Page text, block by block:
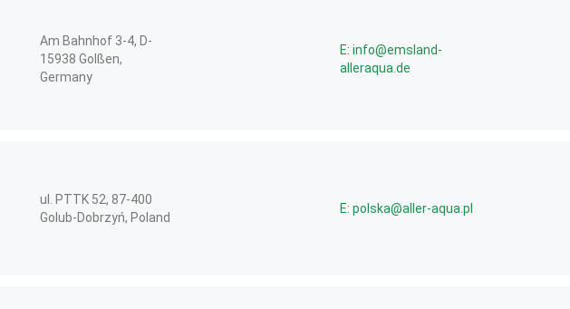
Am Bahnhof 3-4, D-
15938 Golßen,
Germany
E: info@emsland-
alleraqua.de
ul. PTTK 52, 87-400
Golub-Dobrzyń, Poland
E: polska@aller-aqua.pl